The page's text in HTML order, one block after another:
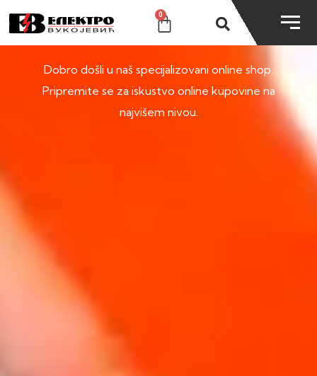
0
SHOP
Dobro došli u naš specijalizovani online shop.
Pripremite se za iskustvo online kupovine na
najvišem nivou.